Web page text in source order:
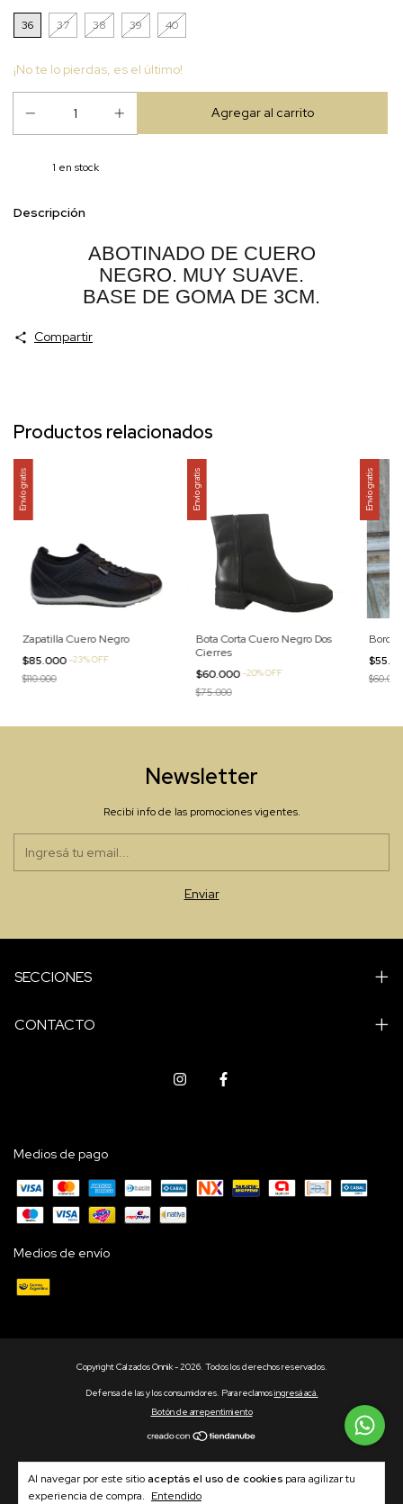
Al navegar por este sitio aceptás el uso de cookies para agilizar tu
experiencia de compra. Entendido
36
37 38 39 40
¡No te lo pierdas, es el último!
1 en stock
Descripción
ABOTINADO DE CUERO
NEGRO. MUY SUAVE.
BASE DE GOMA DE 3CM.
Compartir
Productos relacionados
Envío gratis
Zapatilla Cuero Negro
$85.000 -23%OFF
$110.000
Envío gratis
Bota Corta Cuero Negro Dos
Cierres
$60.000 -20%OFF
$75.000
Envío gratis
$60.000
Newsletter
Recibí info de las promociones vigentes.
SECCIONES
CONTACTO
Medios de pago
Medios de envío
Copyright Calzados Onnik - 2026. Todos los derechos reservados.
Defensa de las y los consumidores. Para reclamosingresá acá.
Botón de arrepentimiento